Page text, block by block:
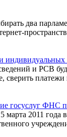
два
индивидуальных
и РСВ
сверить
госуслуг
2011 года